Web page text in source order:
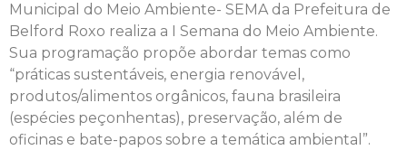
Municipal do Meio Ambiente- SEMA da Prefeitura de
Belford Roxo realiza a I Semana do Meio Ambiente.
Sua programação propõe abordar temas como
“práticas sustentáveis, energia renovável,
produtos/alimentos orgânicos, fauna brasileira
(espécies peçonhentas), preservação, além de
oficinas e bate-papos sobre a temática ambiental”.